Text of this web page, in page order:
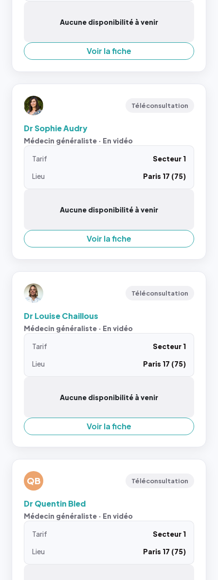
Aucune disponibilité à venir
Voir la fiche
Téléconsultation
Dr Sophie Audry
Médecin généraliste · En vidéo
Tarif
Secteur 1
Lieu
Paris 17 (75)
Aucune disponibilité à venir
Voir la fiche
Téléconsultation
Dr Louise Chaillous
Médecin généraliste · En vidéo
Tarif
Secteur 1
Lieu
Paris 17 (75)
Aucune disponibilité à venir
Voir la fiche
QB Téléconsultation
Dr Quentin Bled
Médecin généraliste · En vidéo
Tarif
Secteur 1
Lieu
Paris 17 (75)